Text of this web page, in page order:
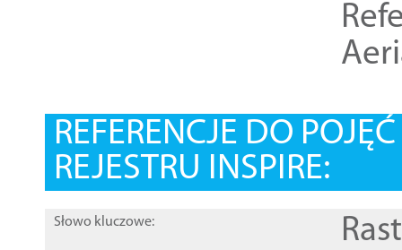
REFERENCJE DO
REJESTRU INSPIRE:
Słowo kluczowe: